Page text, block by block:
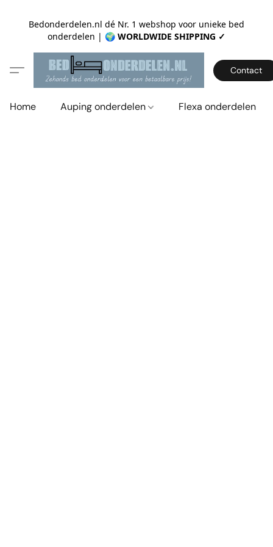
Bedonderdelen.nl dé Nr. 1 webshop voor unieke bed
onderdelen | 🌍 WORLDWIDE SHIPPING ✓
Contact
Home Auping onderdelen Flexa onderdelen